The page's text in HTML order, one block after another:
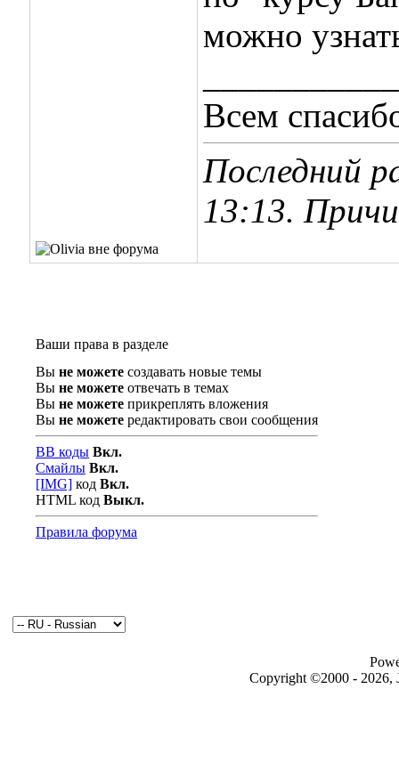
можно
Всем
Последний
13:13.
Ваши права в разделе
Вы не можете создавать новые темы
Вы не можете отвечать в темах
Вы не можете прикреплять вложения
Вы не можете редактировать свои сообщения
BB коды Вкл.
Смайлы Вкл.
[IMG] код Вкл.
HTML код Выкл.
Правила форума
Copyright ©2000 - 2026,